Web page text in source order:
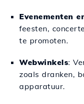
Evenementen
feesten,
te promoten.
Webwinkels:
zoals dranken,
apparatuur.